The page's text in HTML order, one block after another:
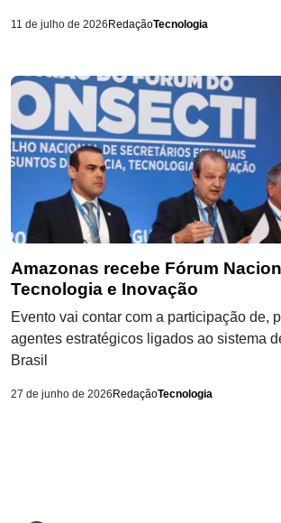
11 de julho de 2026 RedaçãoTecnologia
Amazonas recebe Fórum
Tecnologia e Inovação
Evento vai contar com a participação de,
agentes estratégicos ligados ao sistema
Brasil
27 de junho de 2026 RedaçãoTecnologia